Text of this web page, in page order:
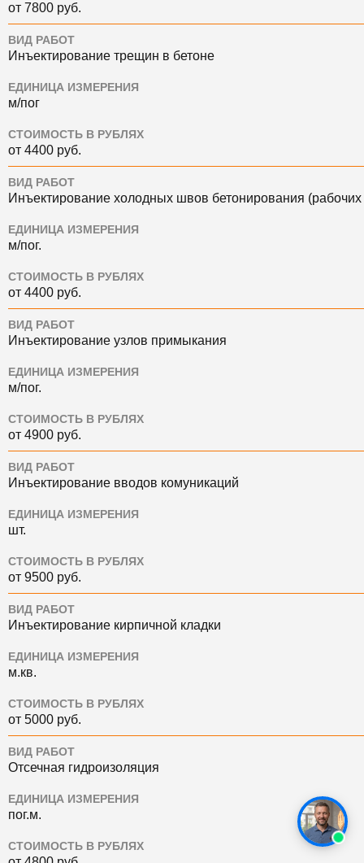
от 7800 руб.
ВИД РАБОТ
Инъектирование трещин в бетоне
ЕДИНИЦА ИЗМЕРЕНИЯ
м/пог
СТОИМОСТЬ В РУБЛЯХ
от 4400 руб.
ВИД РАБОТ
Инъектирование холодных швов бетонирования
ЕДИНИЦА ИЗМЕРЕНИЯ
м/пог.
СТОИМОСТЬ В РУБЛЯХ
от 4400 руб.
ВИД РАБОТ
Инъектирование узлов примыкания
ЕДИНИЦА ИЗМЕРЕНИЯ
м/пог.
СТОИМОСТЬ В РУБЛЯХ
от 4900 руб.
ВИД РАБОТ
Инъектирование вводов комуникаций
ЕДИНИЦА ИЗМЕРЕНИЯ
шт.
СТОИМОСТЬ В РУБЛЯХ
от 9500 руб.
ВИД РАБОТ
Инъектирование кирпичной кладки
ЕДИНИЦА ИЗМЕРЕНИЯ
м.кв.
СТОИМОСТЬ В РУБЛЯХ
от 5000 руб.
ВИД РАБОТ
Отсечная гидроизоляция
ЕДИНИЦА ИЗМЕРЕНИЯ
пог.м.
СТОИМОСТЬ В РУБЛЯХ